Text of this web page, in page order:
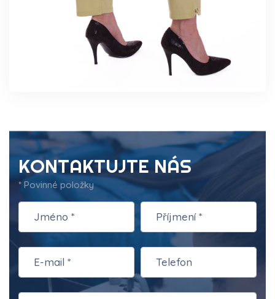
KONTAKTUJTE NÁS
* Povinné položky